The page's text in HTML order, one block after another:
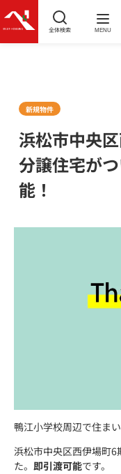
全体検索 MENU
新規物件
浜松市中央
分譲住宅が
能！
鴨江小学校周辺で住ま
浜松市中央区西伊場町
た。 即引渡可能です。